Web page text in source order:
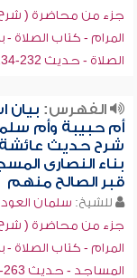
جزء من محاضرة ( شرح
المرام - كتاب الصلاة
الصلاة - حديث 232-234)
الفهرس: بيان
أم حبيبة وأم
شرح حديث
بناء النصارى
قبر الصالح منهم
للشيخ: سلمان
جزء من محاضرة ( شرح
المرام - كتاب الصلاة -
المساجد - حديث 263-265)